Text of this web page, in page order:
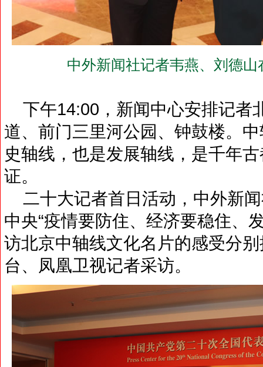
中外新闻社记者韦燕、刘德
下午14:00，新闻中心安排记者
道、前门三里河公园、钟鼓楼。
史轴线，也是发展轴线，是千年
证。
二十大记者首日活动，中外新
中央“疫情要防住、经济要稳住、
访北京中轴线文化名片的感受分
台、凤凰卫视记者采访。